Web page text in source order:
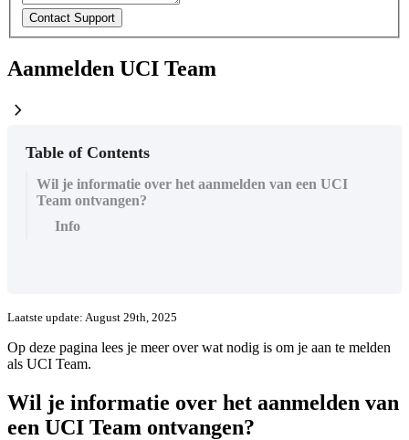
Aanmelden UCI Team
chevron_right
Table of Contents
Wil je informatie over het aanmelden van een UCI
Team ontvangen?
Info
Laatste update: August 29th, 2025
Op deze pagina lees je meer over wat nodig is om je aan te melden
als UCI Team.
Wil je informatie over het aanmelden van
een UCI Team ontvangen?